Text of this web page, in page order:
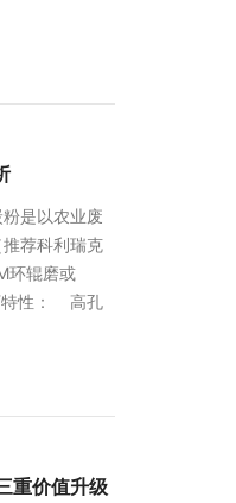
是以农业废
荐科利瑞克
环辊磨或
特性： ‌高孔
重价值升级